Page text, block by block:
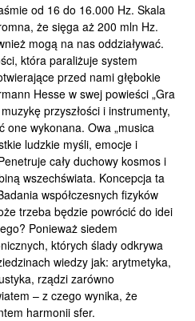
od 16 do 16.000 Hz. Skala
że sięga aż 200 mln Hz.
mogą na nas oddziaływać.
która paraliżuje system
przed nami głębokie
Hesse w swej powieści „Gra
przyszłości i instrumenty,
one wykonana. Owa „musica
ludzkie myśli, emocje i
cały duchowy kosmos i
wszechświata. Koncepcja ta
współczesnych fizyków
trzeba będzie powrócić do idei
Ponieważ siedem
których ślady odkrywa
wiedzy jak: arytmetyka,
rządzi zarówno
– z czego wynika, że
harmonii sfer.